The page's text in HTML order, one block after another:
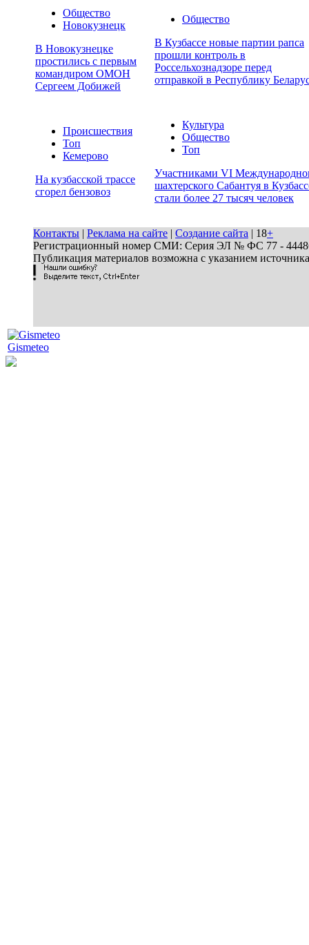
Общество
Новокузнецк
В Новокузнецке
простились с первым
командиром ОМОН
Сергеем Добижей
Общество
В Кузбассе новые партии рапса
прошли контроль в
Россельхознадзоре перед
отправкой в Республику
Происшествия
Топ
Кемерово
На кузбасской трассе
сгорел бензовоз
Культура
Общество
Топ
Участниками VI
шахтерского Сабантуя в
стали более 27 тысяч человек
Контакты | Реклама на сайте | Создание сайта | 18+
Регистрационный номер СМИ: Серия ЭЛ № ФС 77 - 44486
Публикация материалов возможна с указанием
Gismeteo